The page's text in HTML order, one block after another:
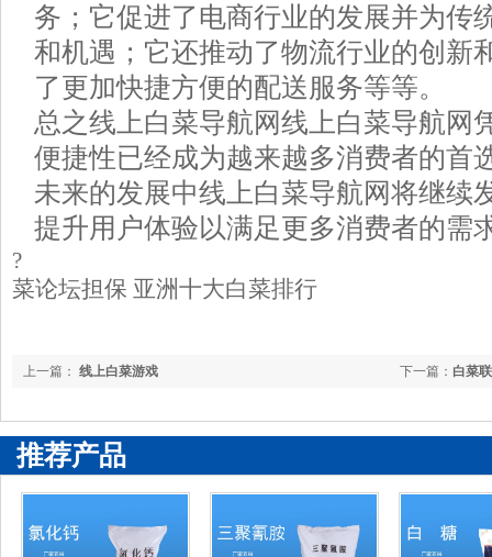
务；它促进了电商行业的发展并为传
和机遇；它还推动了物流行业的创新
了更加快捷方便的配送服务等等。
总之线上白菜导航网线上白菜导航网
便捷性已经成为越来越多消费者的首
未来的发展中线上白菜导航网将继续
提升用户体验以满足更多消费者的需
?
菜论坛担保 亚洲十大白菜排行
下一篇： 白菜
上一篇： 线上白菜游戏
推荐产品